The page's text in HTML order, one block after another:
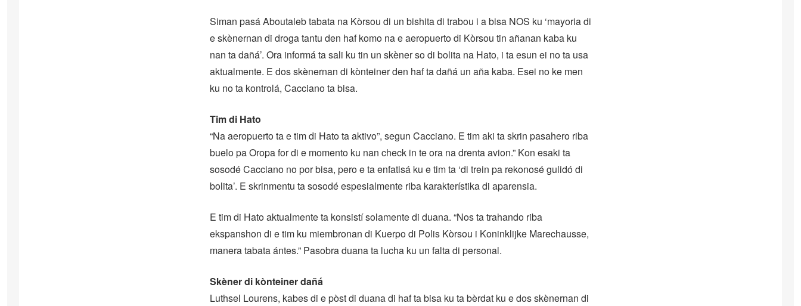
Siman pasá Aboutaleb tabata na Kòrsou di un bishita di trabou i a bisa NOS ku ‘mayoria di
e skènernan di droga tantu den haf komo na e aeropuerto di Kòrsou tin añanan kaba ku
nan ta dañá’. Ora informá ta sali ku tin un skèner so di bolita na Hato, i ta esun ei no ta usa
aktualmente. E dos skènernan di kònteiner den haf ta dañá un aña kaba. Esei no ke men
ku no ta kontrolá, Cacciano ta bisa.
Tim di Hato
“Na aeropuerto ta e tim di Hato ta aktivo”, segun Cacciano. E tim aki ta skrin pasahero riba
buelo pa Oropa for di e momento ku nan check in te ora na drenta avion.” Kon esaki ta
sosodé Cacciano no por bisa, pero e ta enfatisá ku e tim ta ‘di trein pa rekonosé gulidó di
bolita’. E skrinmentu ta sosodé espesialmente riba karakterístika di aparensia.
E tim di Hato aktualmente ta konsistí solamente di duana. “Nos ta trahando riba
ekspanshon di e tim ku miembronan di Kuerpo di Polis Kòrsou i Koninklijke Marechausse,
manera tabata ántes.” Pasobra duana ta lucha ku un falta di personal.
Skèner di kònteiner dañá
Luthsel Lourens, kabes di e pòst di duana di haf ta bisa ku ta bèrdat ku e dos skènernan di